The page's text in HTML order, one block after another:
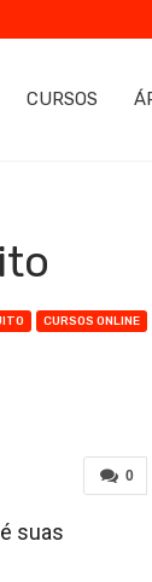
CURSOS
CURSOS ONLINE
0
suas